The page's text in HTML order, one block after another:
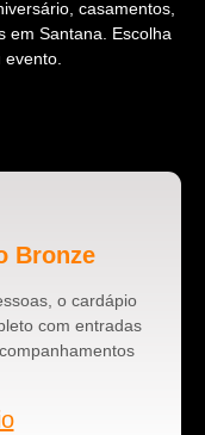
casamentos,
em Santana. Escolha
Bronze
o cardápio
com entradas